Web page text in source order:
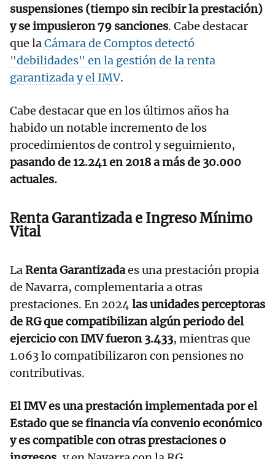
suspensiones (tiempo sin recibir la prestación)
y se impusieron 79 sanciones. Cabe destacar
que laCámara de Comptos detectó
"debilidades" en la gestión de la renta
garantizada y el IMV.
Cabe destacar que en los últimos años ha
habido un notable incremento de los
procedimientos de control y seguimiento,
pasando de 12.241 en 2018 a más de 30.000
actuales.
Renta Garantizada e Ingreso Mínimo
Vital
LaRenta Garantizadaes una prestación propia
de Navarra, complementaria a otras
prestaciones. En 2024las unidades perceptoras
de RG que compatibilizan algún periodo del
ejercicio con IMV fueron 3.433, mientras que
1.063 lo compatibilizaron con pensiones no
contributivas.
El IMV es una prestación implementada por el
Estado que se financia vía convenio económico
y es compatible con otras prestaciones o